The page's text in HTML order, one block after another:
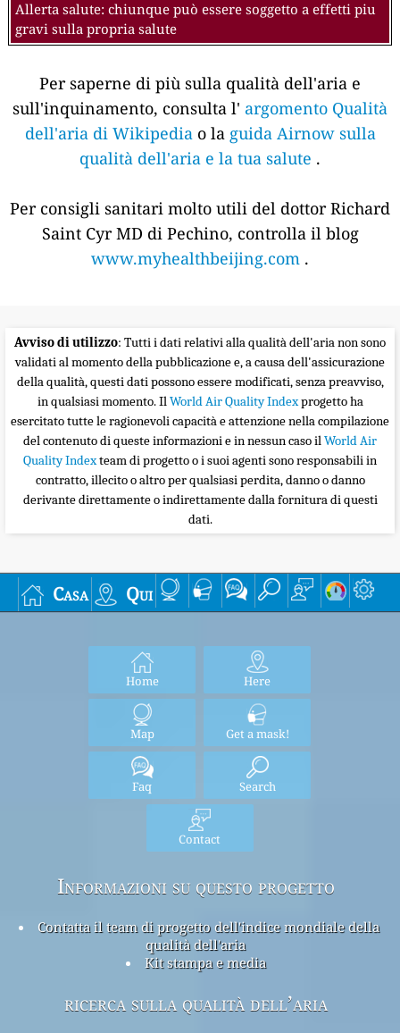
Allerta salute: chiunque può essere soggetto a effetti piu
gravi sulla propria salute
Per saperne di più sulla qualità dell'aria e
sull'inquinamento, consulta l' argomento Qualità
dell'aria di Wikipediao la guida Airnow sulla
qualità dell'aria e la tua salute .
Per consigli sanitari molto utili del dottor Richard
Saint Cyr MD di Pechino, controlla il blog
www.myhealthbeijing.com .
Avviso di utilizzo: Tutti i dati relativi alla qualità dell'aria non sono
validati al momento della pubblicazione e, a causa dell'assicurazione
della qualità, questi dati possono essere modificati, senza preavviso,
in qualsiasi momento. IlWorld Air Quality Indexprogetto ha
esercitato tutte le ragionevoli capacità e attenzione nella compilazione
del contenuto di queste informazioni e in nessun caso ilWorld Air
Quality Indexteam di progetto o i suoi agenti sono responsabili in
contratto, illecito o altro per qualsiasi perdita, danno o danno
derivante direttamente o indirettamente dalla fornitura di questi
dati.
Casa Qui
Home Here
Map Get a mask!
Faq Search
Contact
Informazioni su questo progetto
Contatta il team di progetto dell'indice mondiale della
qualità dell'aria
Kit stampa e media
ricerca sulla qualità dell’aria